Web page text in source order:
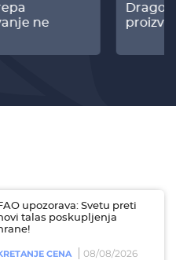
ne
upozorava: Svetu preti
talas poskupljenja
CENA 08/08/2026